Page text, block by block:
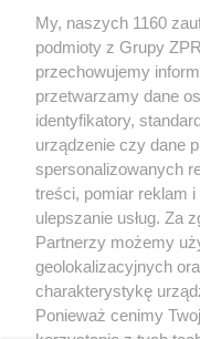
Żaden utwór zamieszczony
rozpowszechniany lub dalej
tym także elektroniczny lub
eksploatacji w jakiejkolwiek
bez pisemnej zgody
wykorzystanie utworów w
bez właściwej zgody, jest
prawnie.
My, naszych 1160
podmioty z Grupy
przechowujemy
przetwarzamy dane
identyfikatory,
urządzenie czy dane
spersonalizowanych
treści, pomiar reklam
ulepszanie usług. Za
Partnerzy możemy
geolokalizacyjnych
charakterystykę
Ponieważ cenimy